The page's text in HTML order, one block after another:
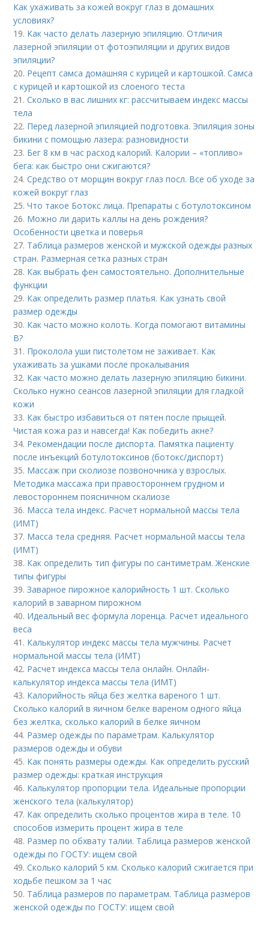
Как ухаживать за кожей вокруг глаз в домашних
условиях?
19. Как часто делать лазерную эпиляцию. Отличия
лазерной эпиляции от фотоэпиляции и других видов
эпиляции?
20. Рецепт самса домашняя с курицей и картошкой. Самса
с курицей и картошкой из слоеного теста
21.Сколько в вас лишних кг: рассчитываем индекс массы
тела
22. Перед лазерной эпиляцией подготовка. Эпиляция зоны
бикини с помощью лазера: разновидности
23. Бег 8 км в час расход калорий. Калории – «топливо»
бега: как быстро они сжигаются?
24.Средство от морщин вокруг глаз посл. Все об уходе за
кожей вокруг глаз
25.Что такое Ботокс лица. Препараты с ботулотоксином
26. Можно ли дарить каллы на день рождения?
Особенности цветка и поверья
27. Таблица размеров женской и мужской одежды разных
стран. Размерная сетка разных стран
28. Как выбрать фен самостоятельно. Дополнительные
функции
29. Как определить размер платья. Как узнать свой
размер одежды
30. Как часто можно колоть. Когда помогают витамины
B?
31. Проколола уши пистолетом не заживает. Как
ухаживать за ушками после прокалывания
32. Как часто можно делать лазерную эпиляцию бикини.
Сколько нужно сеансов лазерной эпиляции для гладкой
кожи
33. Как быстро избавиться от пятен после прыщей.
Чистая кожа раз и навсегда! Как победить акне?
34. Рекомендации после диспорта. Памятка пациенту
после инъекций ботулотоксинов (ботокс/диспорт)
35. Массаж при сколиозе позвоночника у взрослых.
Методика массажа при правостороннем грудном и
левостороннем поясничном скалиозе
36. Масса тела индекс. Расчет нормальной массы тела
(ИМТ)
37. Масса тела средняя. Расчет нормальной массы тела
(ИМТ)
38. Как определить тип фигуры по сантиметрам. Женские
типы фигуры
39.Заварное пирожное калорийность 1 шт. Сколько
калорий в заварном пирожном
40. Идеальный вес формула лоренца. Расчет идеального
веса
41. Калькулятор индекс массы тела мужчины. Расчет
нормальной массы тела (ИМТ)
42. Расчет индекса массы тела онлайн. Онлайн-
калькулятор индекса массы тела (ИМТ)
43. Калорийность яйца без желтка вареного 1 шт.
Сколько калорий в яичном белке вареном одного яйца
без желтка, сколько калорий в белке яичном
44. Размер одежды по параметрам. Калькулятор
размеров одежды и обуви
45. Как понять размеры одежды. Как определить русский
размер одежды: краткая инструкция
46. Калькулятор пропорции тела. Идеальные пропорции
женского тела (калькулятор)
47. Как определить сколько процентов жира в теле. 10
способов измерить процент жира в теле
48. Размер по обхвату талии. Таблица размеров женской
одежды по ГОСТУ: ищем свой
49.Сколько калорий 5 км. Сколько калорий сжигается при
ходьбе пешком за 1 час
50. Таблица размеров по параметрам. Таблица размеров
женской одежды по ГОСТУ: ищем свой